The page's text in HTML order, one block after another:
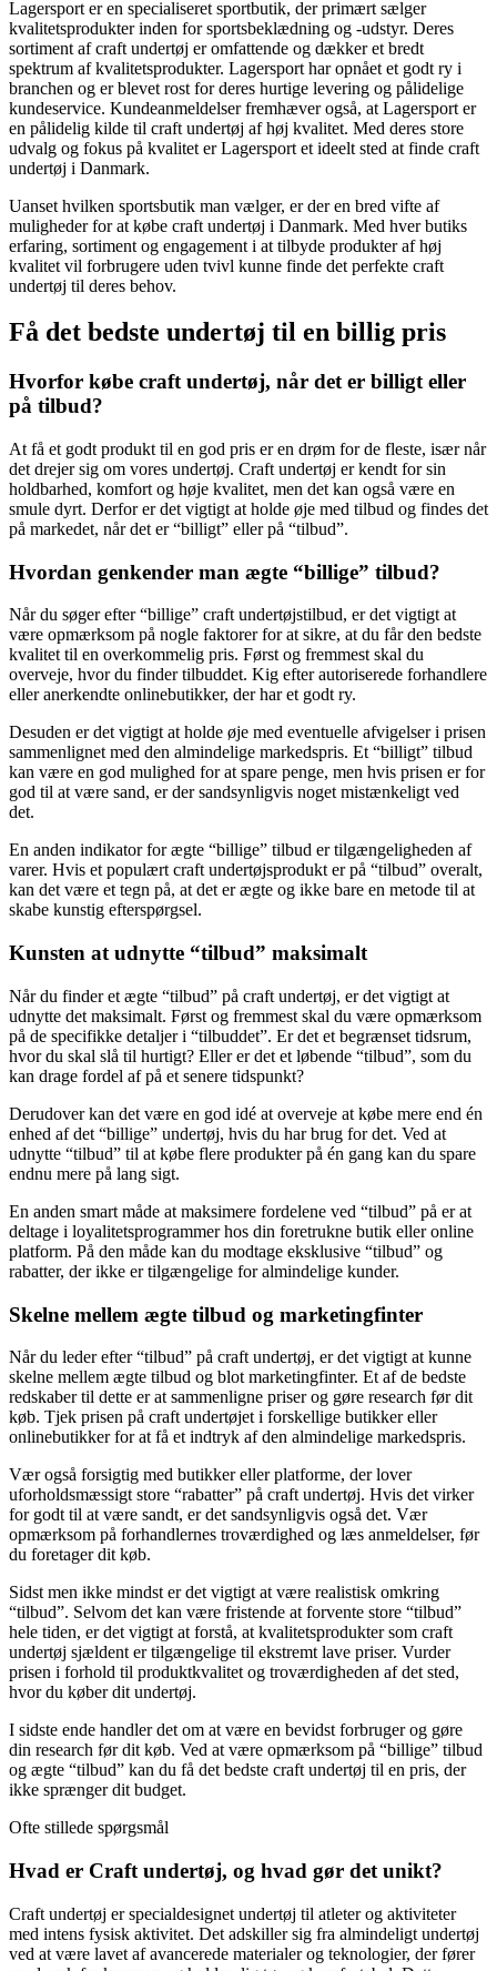
Lagersport er en specialiseret sportbutik, der primært sælger
kvalitetsprodukter inden for sportsbeklædning og -udstyr. Deres
sortiment af craft undertøj er omfattende og dækker et bredt
spektrum af kvalitetsprodukter. Lagersport har opnået et godt ry i
branchen og er blevet rost for deres hurtige levering og pålidelige
kundeservice. Kundeanmeldelser fremhæver også, at Lagersport er
en pålidelig kilde til craft undertøj af høj kvalitet. Med deres store
udvalg og fokus på kvalitet er Lagersport et ideelt sted at finde craft
undertøj i Danmark.
Uanset hvilken sportsbutik man vælger, er der en bred vifte af
muligheder for at købe craft undertøj i Danmark. Med hver butiks
erfaring, sortiment og engagement i at tilbyde produkter af høj
kvalitet vil forbrugere uden tvivl kunne finde det perfekte craft
undertøj til deres behov.
Få det bedste undertøj til en billig pris
Hvorfor købe craft undertøj, når det er billigt eller
på tilbud?
At få et godt produkt til en god pris er en drøm for de fleste, især når
det drejer sig om vores undertøj. Craft undertøj er kendt for sin
holdbarhed, komfort og høje kvalitet, men det kan også være en
smule dyrt. Derfor er det vigtigt at holde øje med tilbud og findes det
på markedet, når det er “billigt” eller på “tilbud”.
Hvordan genkender man ægte “billige” tilbud?
Når du søger efter “billige” craft undertøjstilbud, er det vigtigt at
være opmærksom på nogle faktorer for at sikre, at du får den bedste
kvalitet til en overkommelig pris. Først og fremmest skal du
overveje, hvor du finder tilbuddet. Kig efter autoriserede forhandlere
eller anerkendte onlinebutikker, der har et godt ry.
Desuden er det vigtigt at holde øje med eventuelle afvigelser i prisen
sammenlignet med den almindelige markedspris. Et “billigt” tilbud
kan være en god mulighed for at spare penge, men hvis prisen er for
god til at være sand, er der sandsynligvis noget mistænkeligt ved
det.
En anden indikator for ægte “billige” tilbud er tilgængeligheden af
varer. Hvis et populært craft undertøjsprodukt er på “tilbud” overalt,
kan det være et tegn på, at det er ægte og ikke bare en metode til at
skabe kunstig efterspørgsel.
Kunsten at udnytte “tilbud” maksimalt
Når du finder et ægte “tilbud” på craft undertøj, er det vigtigt at
udnytte det maksimalt. Først og fremmest skal du være opmærksom
på de specifikke detaljer i “tilbuddet”. Er det et begrænset tidsrum,
hvor du skal slå til hurtigt? Eller er det et løbende “tilbud”, som du
kan drage fordel af på et senere tidspunkt?
Derudover kan det være en god idé at overveje at købe mere end én
enhed af det “billige” undertøj, hvis du har brug for det. Ved at
udnytte “tilbud” til at købe flere produkter på én gang kan du spare
endnu mere på lang sigt.
En anden smart måde at maksimere fordelene ved “tilbud” på er at
deltage i loyalitetsprogrammer hos din foretrukne butik eller online
platform. På den måde kan du modtage eksklusive “tilbud” og
rabatter, der ikke er tilgængelige for almindelige kunder.
Skelne mellem ægte tilbud og marketingfinter
Når du leder efter “tilbud” på craft undertøj, er det vigtigt at kunne
skelne mellem ægte tilbud og blot marketingfinter. Et af de bedste
redskaber til dette er at sammenligne priser og gøre research før dit
køb. Tjek prisen på craft undertøjet i forskellige butikker eller
onlinebutikker for at få et indtryk af den almindelige markedspris.
Vær også forsigtig med butikker eller platforme, der lover
uforholdsmæssigt store “rabatter” på craft undertøj. Hvis det virker
for godt til at være sandt, er det sandsynligvis også det. Vær
opmærksom på forhandlernes troværdighed og læs anmeldelser, før
du foretager dit køb.
Sidst men ikke mindst er det vigtigt at være realistisk omkring
“tilbud”. Selvom det kan være fristende at forvente store “tilbud”
hele tiden, er det vigtigt at forstå, at kvalitetsprodukter som craft
undertøj sjældent er tilgængelige til ekstremt lave priser. Vurder
prisen i forhold til produktkvalitet og troværdigheden af det sted,
hvor du køber dit undertøj.
I sidste ende handler det om at være en bevidst forbruger og gøre
din research før dit køb. Ved at være opmærksom på “billige” tilbud
og ægte “tilbud” kan du få det bedste craft undertøj til en pris, der
ikke sprænger dit budget.
Ofte stillede spørgsmål
Hvad er Craft undertøj, og hvad gør det unikt?
Craft undertøj er specialdesignet undertøj til atleter og aktiviteter
med intens fysisk aktivitet. Det adskiller sig fra almindeligt undertøj
ved at være lavet af avancerede materialer og teknologier, der fører